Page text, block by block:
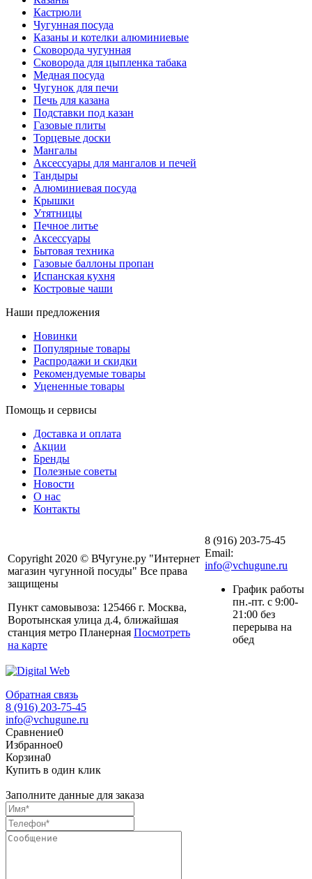
Кастрюли
Чугунная посуда
Казаны и котелки алюминиевые
Сковорода чугунная
Сковорода для цыпленка табака
Медная посуда
Чугунок для печи
Печь для казана
Подставки под казан
Газовые плиты
Торцевые доски
Мангалы
Аксессуары для мангалов и печей
Тандыры
Алюминиевая посуда
Крышки
Утятницы
Печное литье
Аксессуары
Бытовая техника
Газовые баллоны пропан
Испанская кухня
Костровые чаши
Наши предложения
Новинки
Популярные товары
Распродажи и скидки
Рекомендуемые товары
Уцененные товары
Помощь и сервисы
Доставка и оплата
Акции
Бренды
Полезные советы
Новости
О нас
Контакты
Copyright 2020 © ВЧугуне.ру "Интернет
магазин чугунной посуды" Все права
защищены
Пункт самовывоза: 125466 г. Москва,
Воротынская улица д.4, ближайшая
станция метро Планерная Посмотреть
на карте
8 (916) 203-75-45
Email:
info@vchugune.ru
График работы
пн.-пт. с 9:00-
21:00 без
перерыва на
обед
Обратная связь
8 (916) 203-75-45
info@vchugune.ru
Сравнение0
Избранное0
Корзина0
Купить в один клик
Заполните данные для заказа